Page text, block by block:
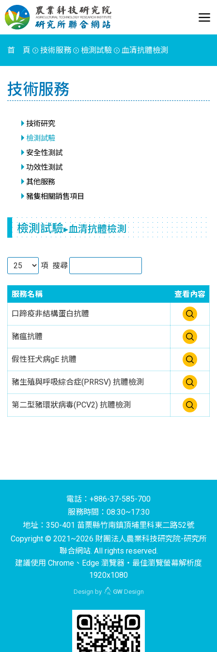
首 頁 技術服務 檢測試驗 血清抗體檢測
技術服務
技術研究
檢測試驗
安全性測試
功效性測試
其他服務
豬隻相關銷售項目
檢測試驗▸血清抗體檢測
項 搜尋
服務名稱 查看內容
口蹄疫非結構蛋白抗體
豬瘟抗體
假性狂犬病gE 抗體
豬生殖與呼吸綜合症(PRRSV) 抗體檢測
第二型豬環狀病毒(PCV2) 抗體檢測
電話：+886-37-585-700
服務時間：08:30~17:30
地址：350-401 苗栗縣竹南鎮頂埔里科東二路52號
Copyright © 2021~2026 財團法人農業科技研究院-研究所
聯合網站. All rights reserved.
建議使用 Chrome、Edge 瀏覽器‧最佳瀏覽螢幕解析度
1920x1080
Design by GWDesign